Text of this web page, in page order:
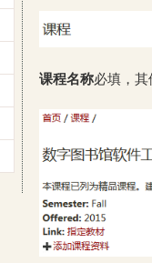
课程名称必填，其